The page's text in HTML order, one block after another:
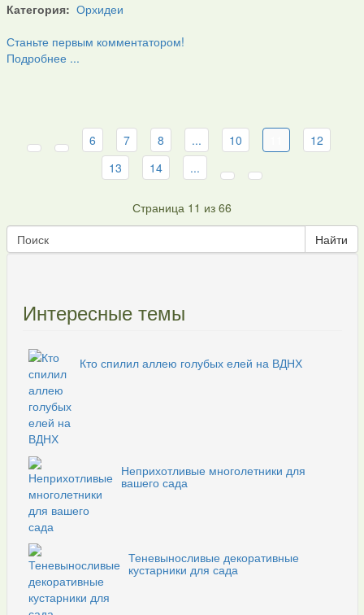
Категория: Орхидеи
Станьте первым комментатором!
Подробнее ...
6 7 8 ... 10
12
13
14 ...
Страница 11 из 66
Интересные темы
Кто спилил аллею голубых елей на ВДНХ
Неприхотливые многолетники для
вашего сада
Теневыносливые декоративные
кустарники для сада